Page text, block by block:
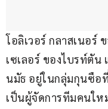
โอลิเวอร์ กลาสเนอร์
เซเลอร์ ของไบรท์ตัน
นมัธ อยู่ในกลุ่มกุนซือ
เป็นผู้จัดการทีมคนให